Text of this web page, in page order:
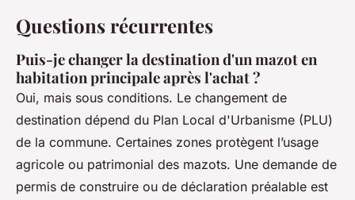
Questions récurrentes
Puis-je changer la destination d'un mazot en
habitation principale après l'achat ?
Oui, mais sous conditions. Le changement de
destination dépend du Plan Local d'Urbanisme (PLU)
de la commune. Certaines zones protègent l’usage
agricole ou patrimonial des mazots. Une demande de
permis de construire ou de déclaration préalable est